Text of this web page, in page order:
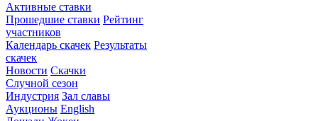
Активные ставки
Прошедшие ставки Рейтинг
участников
Календарь скачек Результаты
скачек
Новости Скачки
Случной сезон
Индустрия Зал славы
Аукционы English